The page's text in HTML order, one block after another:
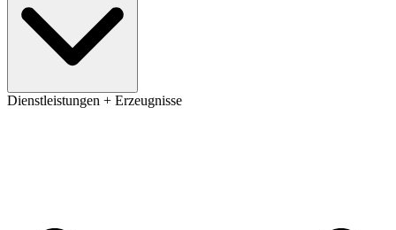
Dienstleistungen + Erzeugnisse